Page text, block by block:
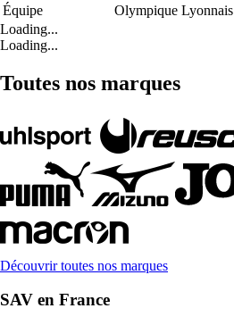
Équipe
Olympique Lyonnais
Loading...
Loading...
Toutes nos marques
Découvrir toutes nos marques
SAV en France